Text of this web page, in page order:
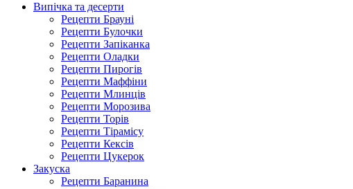
Випічка та десерти
Рецепти Брауні
Рецепти Булочки
Рецепти Запіканка
Рецепти Оладки
Рецепти Пирогів
Рецепти Маффіни
Рецепти Млинців
Рецепти Морозива
Рецепти Торів
Рецепти Тірамісу
Рецепти Кексів
Рецепти Цукерок
Закуска
Рецепти Баранина